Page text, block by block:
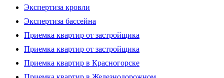
Экспертиза кровли
Экспертиза бассейна
Приемка квартир от застройщика
Приемка квартир от застройщика
Приемка квартир в Красногорске